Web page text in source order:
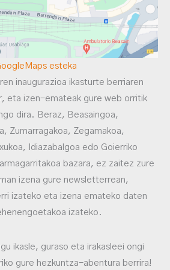
esteka
inaugurazioa ikasturte berriaren
eta izen-emateak gure web orritik
dira. Beraz, Beasaingoa,
Zumarragakoa, Zegamakoa,
Idiazabalgoa edo Goierriko
bazara, ez zaitez zure
izena gure newsletterrean,
izateko eta izena emateko daten
izateko.
ikasle, guraso eta irakasleei ongi
gure hezkuntza-abentura berrira!